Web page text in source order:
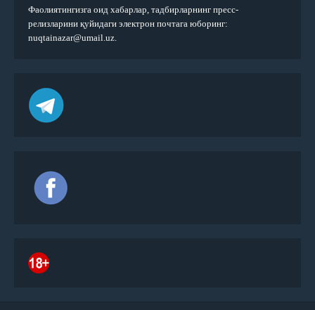
Фаолиятингизга оид хабарлар, тадбирларнинг пресс-
релизларини қуйидаги электрон почтага юборинг:
nuqtainazar@umail.uz.